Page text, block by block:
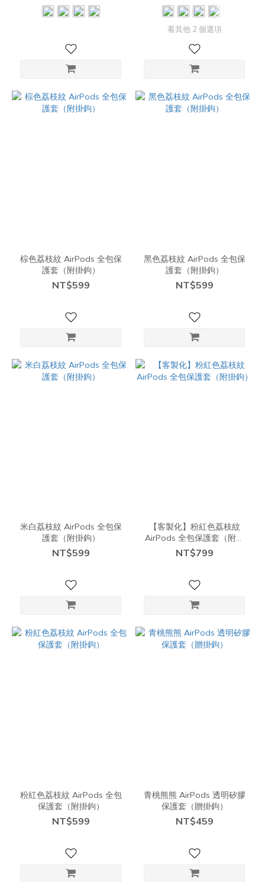
看其他 2 個選項
棕色荔枝紋 AirPods 全包保
護套（附掛鉤）
NT$599
黑色荔枝紋 AirPods 全包保
護套（附掛鉤）
NT$599
米白荔枝紋 AirPods 全包保
護套（附掛鉤）
NT$599
【客製化】粉紅色荔枝紋
AirPods 全包保護套（附掛
鉤）
NT$799
粉紅色荔枝紋 AirPods 全包
保護套（附掛鉤）
NT$599
青桃熊熊 AirPods 透明矽膠
保護套（贈掛鉤）
NT$459